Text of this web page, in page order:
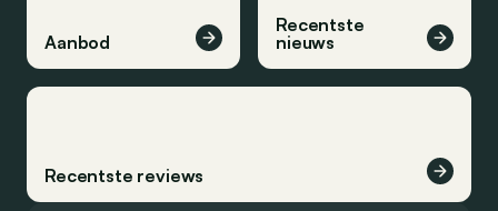
Aanbod
Recentste
nieuws
Recentste reviews